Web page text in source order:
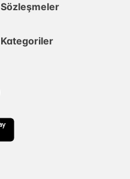
Sözleşmeler
Kategoriler